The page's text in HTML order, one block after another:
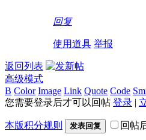
回复
使用道具 举报
返回列表
高级模式
B Color Image Link Quote Code
您需要登录后才可以回帖 登录 |
本版积分规则 发表回复 回帖